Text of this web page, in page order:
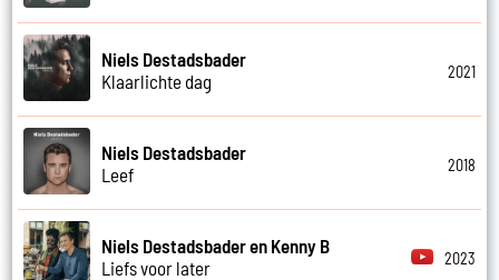
Niels Destadsbader
Klaarlichte dag
2021
Niels Destadsbader
Leef
2018
Niels Destadsbader en Kenny B
Liefs voor later
2023